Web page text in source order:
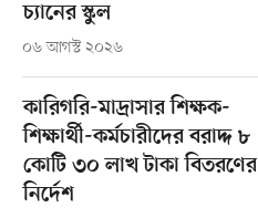
চ্যানের স্কুল
০৬ আগস্ট ২০২৬
কারিগরি-মাদ্রাসার শিক্ষক-
শিক্ষার্থী-কর্মচারীদের বরাদ্দ ৮
কোটি ৩০ লাখ টাকা বিতরণের
নির্দেশ